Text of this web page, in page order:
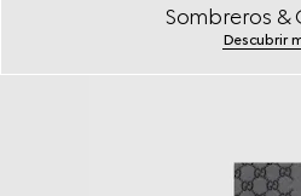
Sombreros &
Descubrir